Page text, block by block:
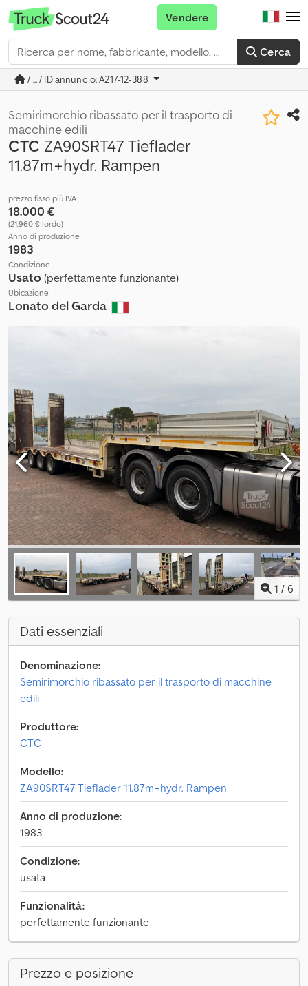
Cerca
Vendere
/ ... / ID annuncio: A217-12-388
Semirimorchio ribassato per il trasporto di
macchine edili
CTC ZA90SRT47 Tieflader
11.87m+hydr. Rampen
prezzo fisso più IVA
18.000 €
(21.960 € lordo)
Anno di produzione
1983
Condizione
Usato (perfettamente funzionante)
Ubicazione
Lonato del Garda
1 / 6
Dati essenziali
Denominazione:
Semirimorchio ribassato per il trasporto di macchine
edili
Produttore:
CTC
Modello:
ZA90SRT47 Tieflader 11.87m+hydr. Rampen
Anno di produzione:
1983
Condizione:
usata
Funzionalità:
perfettamente funzionante
Prezzo e posizione